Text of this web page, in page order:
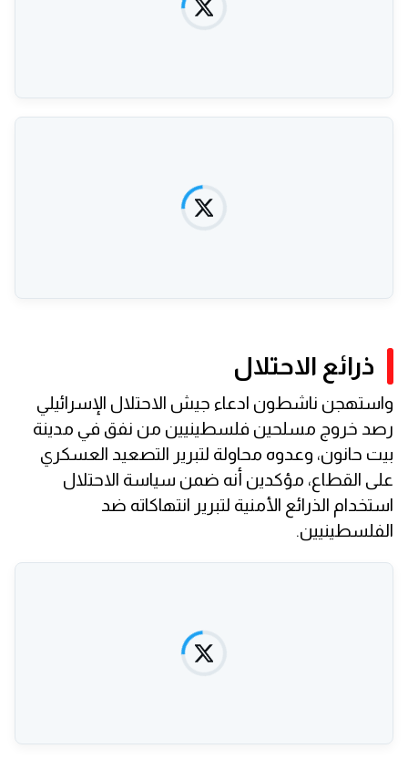
ذرائع الاحتلال
واستهجن ناشطون ادعاء جيش الاحتلال الإسرائيلي
رصد خروج مسلحين فلسطينيين من نفق في مدينة
بيت حانون، وعدوه محاولة لتبرير التصعيد العسكري
على القطاع، مؤكدين أنه ضمن سياسة الاحتلال
استخدام الذرائع الأمنية لتبرير انتهاكاته ضد
الفلسطينيين.